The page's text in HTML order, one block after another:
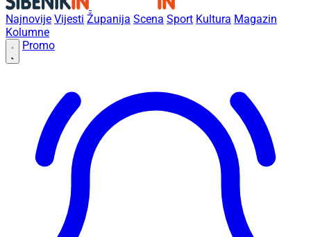
Najnovije Vijesti Županija Scena Sport Kultura Magazin
Kolumne
Promo